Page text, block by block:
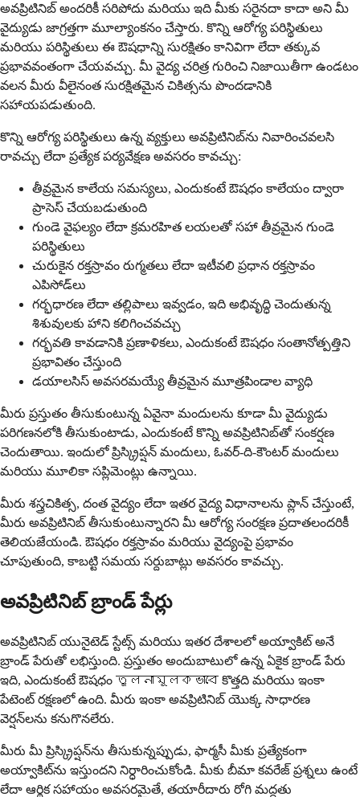
అవప్రిటినిబ్ అందరికీ సరిపోదు మరియు ఇది మీకు సరైనదా కాదా అని మీ
వైద్యుడు జాగ్రత్తగా మూల్యాంకనం చేస్తారు. కొన్ని ఆరోగ్య పరిస్థితులు
మరియు పరిస్థితులు ఈ ఔషధాన్ని సురక్షితం కానివిగా లేదా తక్కువ
ప్రభావవంతంగా చేయవచ్చు. మీ వైద్య చరిత్ర గురించి నిజాయితీగా ఉండటం
వలన మీరు వీలైనంత సురక్షితమైన చికిత్సను పొందడానికి
సహాయపడుతుంది.
కొన్ని ఆరోగ్య పరిస్థితులు ఉన్న వ్యక్తులు అవప్రిటినిబ్‌ను నివారించవలసి
రావచ్చు లేదా ప్రత్యేక పర్యవేక్షణ అవసరం కావచ్చు:
తీవ్రమైన కాలేయ సమస్యలు, ఎందుకంటే ఔషధం కాలేయం ద్వారా
ప్రాసెస్ చేయబడుతుంది
గుండె వైఫల్యం లేదా క్రమరహిత లయలతో సహా తీవ్రమైన గుండె
పరిస్థితులు
చురుకైన రక్తస్రావం రుగ్మతలు లేదా ఇటీవలి ప్రధాన రక్తస్రావం
ఎపిసోడ్‌లు
గర్భధారణ లేదా తల్లిపాలు ఇవ్వడం, ఇది అభివృద్ధి చెందుతున్న
శిశువులకు హాని కలిగించవచ్చు
గర్భవతి కావడానికి ప్రణాళికలు, ఎందుకంటే ఔషధం సంతానోత్పత్తిని
ప్రభావితం చేస్తుంది
డయాలసిస్ అవసరమయ్యే తీవ్రమైన మూత్రపిండాల వ్యాధి
మీరు ప్రస్తుతం తీసుకుంటున్న ఏవైనా మందులను కూడా మీ వైద్యుడు
పరిగణనలోకి తీసుకుంటాడు, ఎందుకంటే కొన్ని అవప్రిటినిబ్‌తో సంకర్షణ
చెందుతాయి. ఇందులో ప్రిస్క్రిప్షన్ మందులు, ఓవర్-ది-కౌంటర్ మందులు
మరియు మూలికా సప్లిమెంట్లు ఉన్నాయి.
మీరు శస్త్రచికిత్స, దంత వైద్యం లేదా ఇతర వైద్య విధానాలను ప్లాన్ చేస్తుంటే,
మీరు అవప్రిటినిబ్ తీసుకుంటున్నారని మీ ఆరోగ్య సంరక్షణ ప్రదాతలందరికీ
తెలియజేయండి. ఔషధం రక్తస్రావం మరియు వైద్యంపై ప్రభావం
చూపుతుంది, కాబట్టి సమయ సర్దుబాట్లు అవసరం కావచ్చు.
అవప్రిటినిబ్ బ్రాండ్ పేర్లు
అవప్రిటినిబ్ యునైటెడ్ స్టేట్స్ మరియు ఇతర దేశాలలో అయ్వాకిట్ అనే
బ్రాండ్ పేరుతో లభిస్తుంది. ప్రస్తుతం అందుబాటులో ఉన్న ఏకైక బ్రాండ్ పేరు
ఇది, ఎందుకంటే ఔషధం তুলনামূলকভাবে కొత్తది మరియు ఇంకా
పేటెంట్ రక్షణలో ఉంది. మీరు ఇంకా అవప్రిటినిబ్ యొక్క సాధారణ
వెర్షన్‌లను కనుగొనలేరు.
మీరు మీ ప్రిస్క్రిప్షన్‌ను తీసుకున్నప్పుడు, ఫార్మసీ మీకు ప్రత్యేకంగా
అయ్వాకిట్‌ను ఇస్తుందని నిర్ధారించుకోండి. మీకు బీమా కవరేజ్ ప్రశ్నలు ఉంటే
లేదా ఆర్థిక సహాయం అవసరమైతే, తయారీదారు రోగి మద్దతు